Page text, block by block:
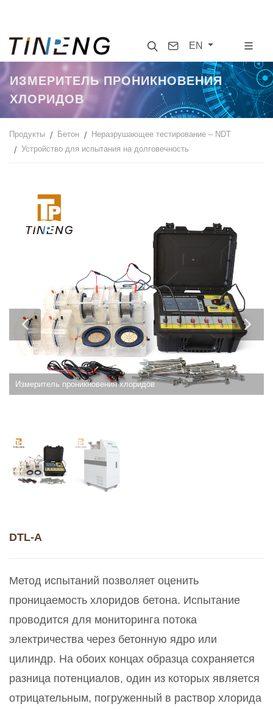
SearchContact
EN
ИЗМЕРИТЕЛЬ ПРОНИКНОВЕНИЯ
ХЛОРИДОВ
Продукты Бетон
Неразрушающее тестирование – NDT
Устройство для испытания на долговечность
Измеритель проникновения хлоридов
DTL-A
Метод испытаний позволяет оценить
проницаемость хлоридов бетона. Испытание
проводится для мониторинга потока
электричества через бетонную ядро или
цилиндр. На обоих концах образца сохраняется
разница потенциалов, один из которых является
отрицательным, погруженный в раствор хлорида